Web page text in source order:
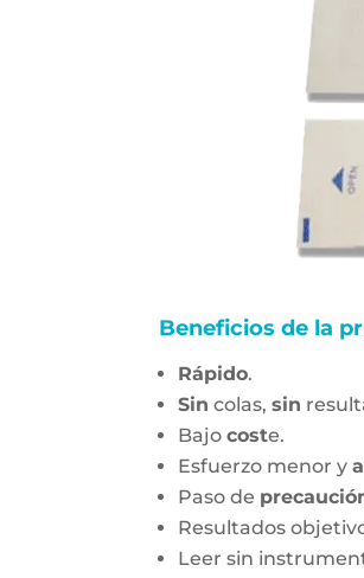
Beneficios de la
Rápido.
Sin colas,sin
Bajocoste.
Esfuerzo menor y
Paso de
Resultados
Leer sin